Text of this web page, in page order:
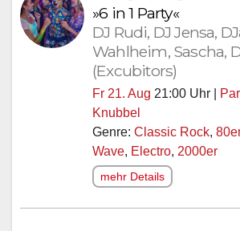
»6 in 1 Party«
DJ Rudi, DJ Jensa,
Wahlheim, Sascha,
(Excubitors)
Fr 21. Aug 21:00 Uhr |
Knubbel
Genre: Classic Rock,
Wave, Electro, 2000er
mehr Details